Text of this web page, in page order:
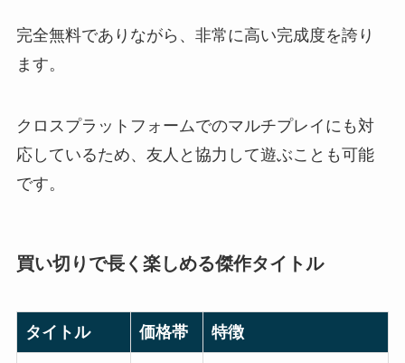
完全無料でありながら、非常に高い完成度を誇り
ます。
クロスプラットフォームでのマルチプレイにも対
応しているため、友人と協力して遊ぶことも可能
です。
買い切りで長く楽しめる傑作タイトル
タイトル 価格帯 特徴